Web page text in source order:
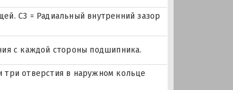
C3 = Радиальный внутренний зазор
с каждой стороны подшипника.
три отверстия в наружном кольце